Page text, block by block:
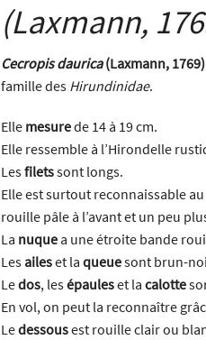
(Laxmann,
Cecropis daurica(Laxmann, 1769)
famille des Hirundinidae.
Elle mesurede 14 à 19 cm.
Elle ressemble à l’Hirondelle
Lesfiletssont longs.
Elle est surtout reconnaissable au
rouille pâle à l’avant et un peu
La nuque a une étroite bande
Les aileset la queuesont brun-
Ledos, lesépauleset la calotte
En vol, on peut la reconnaître
Ledessousest rouille clair ou